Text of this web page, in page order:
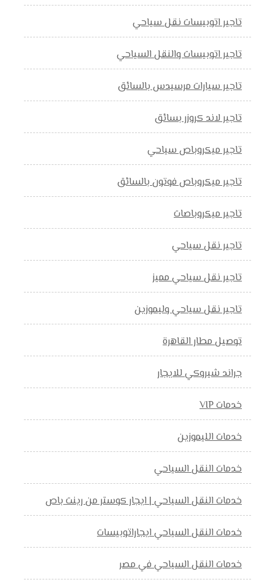
تاجير اتوبيسات نقل سياحي
تاجير اتوبيسات والنقل السياحي
تاجير سيارات مرسيدس بالسائق
تاجير لاند كروزر بسائق
تاجير ميكروباص سياحي
تاجير ميكروباص فوتون بالسائق
تاجير ميكروباصات
تاجير نقل سياحي
تاجير نقل سياحي مميز
تاجير نقل سياحي وليموزين
توصيل مطار القاهرة
جراند شيروكي للايجار
خدمات VIP
خدمات الليموزين
خدمات النقل السياحي
خدمات النقل السياحي | ايجار كوستر من رينت باص
خدمات النقل السياحي ايجاراتوبيسات
خدمات النقل السياحي في مصر